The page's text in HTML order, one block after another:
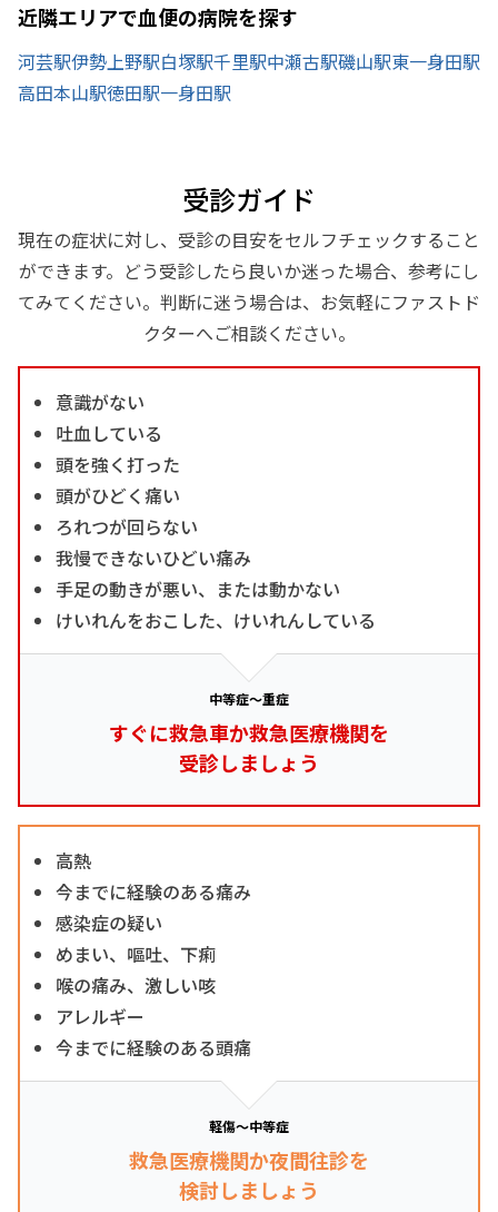
近隣エリアで血便の病院を探す
河芸駅伊勢上野駅白塚駅千里駅中瀬古駅磯山駅東一身田駅
高田本山駅徳田駅一身田駅
受診ガイド
現在の症状に対し、受診の目安をセルフチェックすること
ができます。どう受診したら良いか迷った場合、参考にし
てみてください。判断に迷う場合は、お気軽にファストド
クターへご相談ください。
意識がない
吐血している
頭を強く打った
頭がひどく痛い
ろれつが回らない
我慢できないひどい痛み
手足の動きが悪い、または動かない
けいれんをおこした、けいれんしている
中等症～重症
すぐに救急車か救急医療機関を
受診しましょう
高熱
今までに経験のある痛み
感染症の疑い
めまい、嘔吐、下痢
喉の痛み、激しい咳
アレルギー
今までに経験のある頭痛
軽傷～中等症
救急医療機関か夜間往診を
検討しましょう